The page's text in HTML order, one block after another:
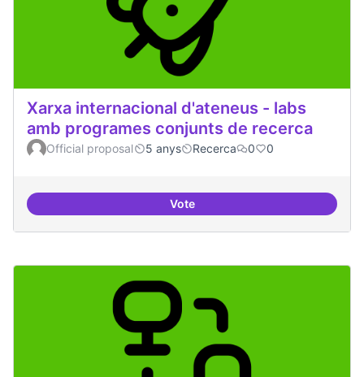
Xarxa internacional d'ateneus - labs
amb programes conjunts de recerca
Official proposal 5 anys Recerca 0 0
VoteXarxa internacional d'ateneus -